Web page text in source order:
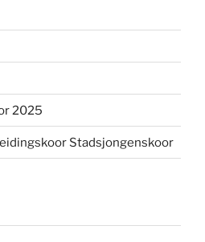
2025
Stadsjongenskoor